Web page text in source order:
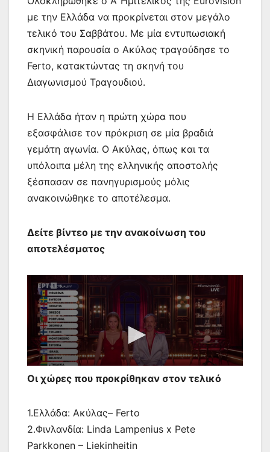
με την Ελλάδα να προκρίνεται στον μεγάλο
τελικό του Σαββάτου. Με μία εντυπωσιακή
σκηνική παρουσία ο Ακύλας τραγούδησε το
Ferto, κατακτώντας τη σκηνή του
Διαγωνισμού Τραγουδιού.
Η Ελλάδα ήταν η πρώτη χώρα που
εξασφάλισε τον πρόκριση σε μία βραδιά
γεμάτη αγωνία. Ο Ακύλας, όπως και τα
υπόλοιπα μέλη της ελληνικής αποστολής
ξέσπασαν σε πανηγυρισμούς μόλις
ανακοινώθηκε το αποτέλεσμα.
Δείτε βίντεο με την ανακοίνωση του
αποτελέσματος
Οι χώρες που προκρίθηκαν στον τελικό
1.Ελλάδα: Ακύλας– Ferto
2.Φινλανδία: Linda Lampenius x Pete
Parkkonen – Liekinheitin